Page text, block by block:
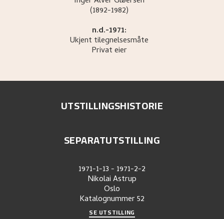
(1892-1982)
n.d.-1971:
Ukjent tilegnelsesmåte
Privat eier
UTSTILLINGSHISTORIE
SEPARATUTSTILLING
1971-1-13- 1971-2-2
Nikolai Astrup
Oslo
Katalognummer52
SE UTSTILLING